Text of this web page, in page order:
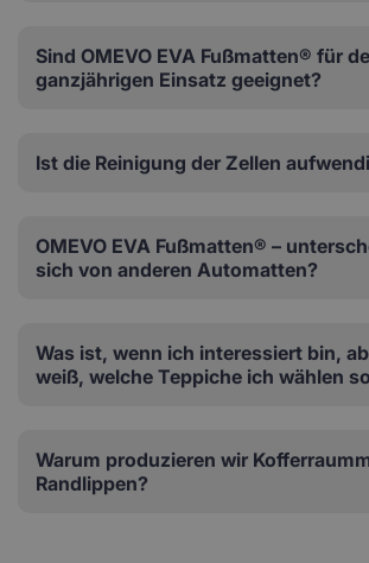
Sind OMEVO EVA Fußmatten® für
ganzjährigen Einsatz geeignet?
Ist die Reinigung der Zellen
OMEVO EVA Fußmatten® –
sich von anderen Automatten?
Was ist, wenn ich interessiert bin,
weiß, welche Teppiche ich wählen
Warum produzieren wir
Randlippen?